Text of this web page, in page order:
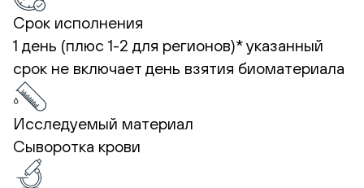
Срок исполнения
1 день (плюс 1-2 для регионов)*указанный
срок не включает день взятия биоматериала
Исследуемый материал
Сыворотка крови